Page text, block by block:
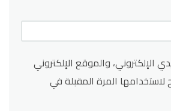
الإلكتروني، والموقع الإلكتروني
المرة المقبلة في